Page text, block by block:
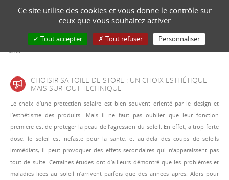
NOUS CONTACTER
MENU
CHOISIR SA TOILE DE STORE : UN CHOIX ESTHÉTIQUE
MAIS SURTOUT TECHNIQUE
Le choix d’une protection solaire est bien souvent orienté par le design et
l’esthétisme des produits. Mais il ne faut pas oublier que leur fonction
première est de protéger la peau de l’agression du soleil. En effet, à trop forte
dose, le soleil est néfaste pour la santé, et au-delà des coups de soleils
immédiats, il peut provoquer des effets secondaires qui n’apparaissent pas
tout de suite. Certaines études ont d’ailleurs démontré que les problèmes et
maladies liées au soleil n’arrivent parfois que des années après. Alors pour
Ce site utilise des cookies et vous donne le contrôle sur
ceux que vous souhaitez activer
Tout accepter Tout refuser Personnaliser